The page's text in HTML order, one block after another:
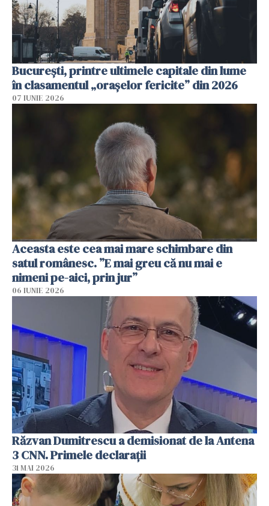
București, printre ultimele capitale din lume
în clasamentul „orașelor fericite” din 2026
07 IUNIE 2026
Aceasta este cea mai mare schimbare din
satul românesc. ”E mai greu că nu mai e
nimeni pe-aici, prin jur”
06 IUNIE 2026
Răzvan Dumitrescu a demisionat de la Antena
3 CNN. Primele declarații
31 MAI 2026